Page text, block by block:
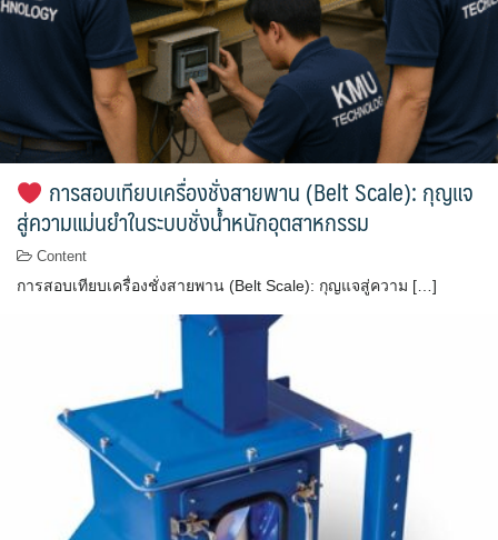
การสอบเทียบเครื่องชั่งสายพาน (Belt Scale): กุญแจ
สู่ความแม่นยำในระบบชั่งน้ำหนักอุตสาหกรรม
Content
การสอบเทียบเครื่องชั่งสายพาน (Belt Scale): กุญแจสู่ความ […]